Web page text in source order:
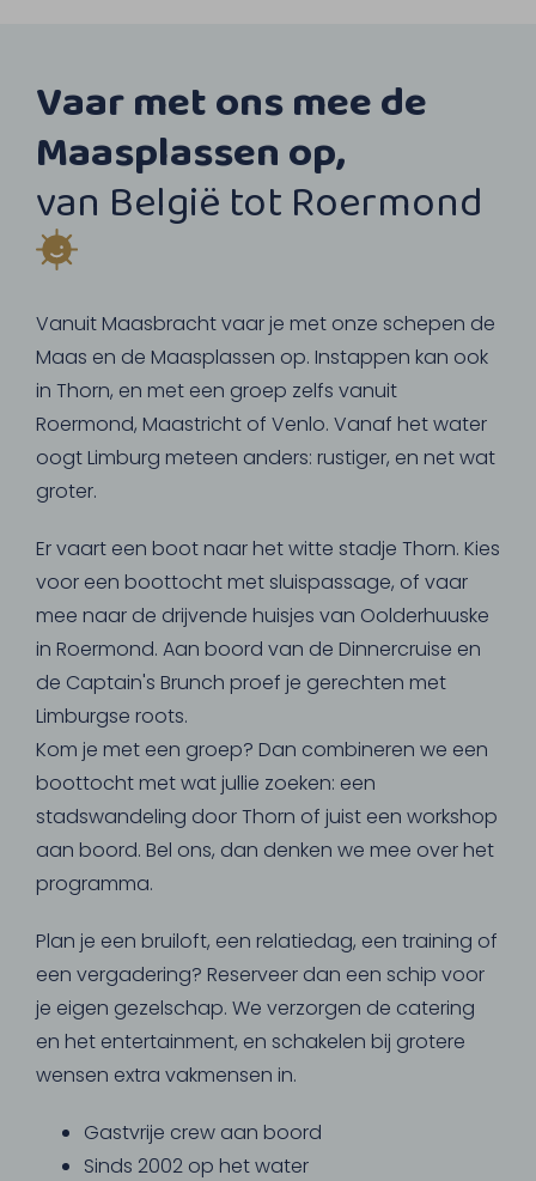
Vaar met ons mee de
Maasplassen op,
van België tot Roermond
Vanuit Maasbracht vaar je met onze schepen de
Maas en de Maasplassen op. Instappen kan ook
in Thorn, en met een groep zelfs vanuit
Roermond, Maastricht of Venlo. Vanaf het water
oogt Limburg meteen anders: rustiger, en net wat
groter.
Er vaart een boot naar het witte stadje Thorn. Kies
voor een boottocht met sluispassage, of vaar
mee naar de drijvende huisjes van Oolderhuuske
in Roermond. Aan boord van de Dinnercruise en
de Captain's Brunch proef je gerechten met
Limburgse roots.
Kom je met een groep? Dan combineren we een
boottocht met wat jullie zoeken: een
stadswandeling door Thorn of juist een workshop
aan boord. Bel ons, dan denken we mee over het
programma.
Plan je een bruiloft, een relatiedag, een training of
een vergadering? Reserveer dan een schip voor
je eigen gezelschap. We verzorgen de catering
en het entertainment, en schakelen bij grotere
wensen extra vakmensen in.
Gastvrije crew aan boord
Sinds 2002 op het water